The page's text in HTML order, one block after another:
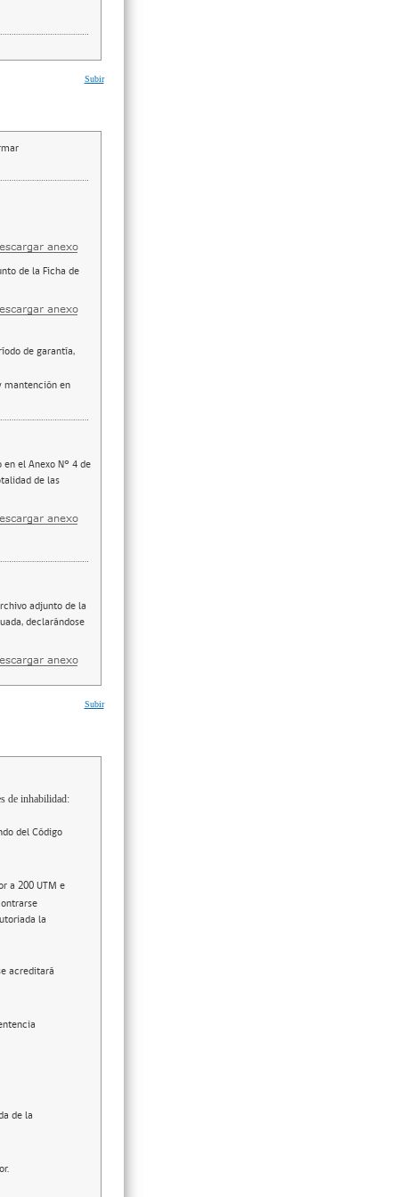
Subir
de la Ficha de
de garantía,
mantención en
el Anexo N° 4 de
de las
adjunto de la
declarándose
Subir
de inhabilidad:
del Código
a 200 UTM e
la
acreditará
de la